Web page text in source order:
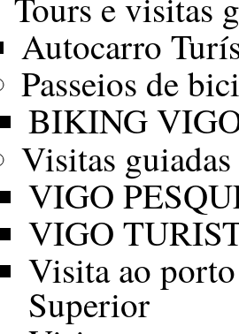
Autocarro
Passeios de
BIKING
Visitas guiadas
VIGO
VIGO
Visita ao
Superior